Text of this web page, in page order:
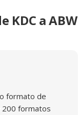
KDC a ABW
formato de
200 formatos